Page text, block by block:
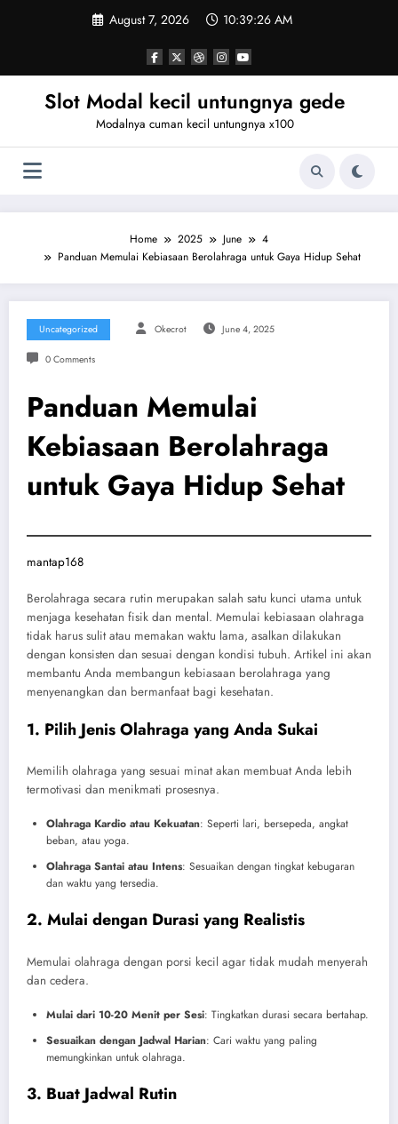
August 7, 2026 10:39:26 AM
Slot Modal kecil untungnya gede
Modalnya cuman kecil untungnya x100
Home 2025 June
4
Panduan Memulai Kebiasaan Berolahraga untuk Gaya Hidup Sehat
Uncategorized Okecrot June 4, 2025
0 Comments
Panduan Memulai
Kebiasaan Berolahraga
untuk Gaya Hidup Sehat
mantap168
Berolahraga secara rutin merupakan salah satu kunci utama untuk
menjaga kesehatan fisik dan mental. Memulai kebiasaan olahraga
tidak harus sulit atau memakan waktu lama, asalkan dilakukan
dengan konsisten dan sesuai dengan kondisi tubuh. Artikel ini akan
membantu Anda membangun kebiasaan berolahraga yang
menyenangkan dan bermanfaat bagi kesehatan.
1. Pilih Jenis Olahraga yang Anda Sukai
Memilih olahraga yang sesuai minat akan membuat Anda lebih
termotivasi dan menikmati prosesnya.
Olahraga Kardio atau Kekuatan: Seperti lari, bersepeda, angkat
beban, atau yoga.
Olahraga Santai atau Intens: Sesuaikan dengan tingkat kebugaran
dan waktu yang tersedia.
2. Mulai dengan Durasi yang Realistis
Memulai olahraga dengan porsi kecil agar tidak mudah menyerah
dan cedera.
Mulai dari 10-20 Menit per Sesi: Tingkatkan durasi secara bertahap.
Sesuaikan dengan Jadwal Harian: Cari waktu yang paling
memungkinkan untuk olahraga.
3. Buat Jadwal Rutin